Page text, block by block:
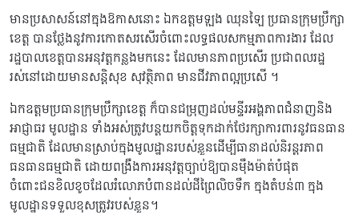
មានប្រសាសន៍នៅក្នុងឱកាសនោះ ឯកឧត្តមឡុង ឈុនឡៃ ប្រធានក្រុមប្រឹក្សា
ខេត្ត បានថ្លែងនូវការកោតសរសើរចំពោះលទ្ធផលសកម្មភាពការងារ ដែល
រដ្ឋបាលខេត្តបានអនុវត្តកន្លងមកនេះ ដែលមានភាពប្រសើរ ប្រជាពលរដ្ឋ
រស់នៅដោយមានសន្តិសុខ សុវត្ថិភាព មានជីវភាពល្អប្រសើ ។
ឯកឧត្តមប្រធានក្រុមប្រឹក្សាខេត្ត ក៏បានជម្រុញដល់មន្ទីរអង្គភាពជំនាញនិង
អាជ្ញាធរ មូលដ្ឋាន ទាំងអស់ត្រូវបន្តយកចិត្តទុកដាក់ថែរក្សាការពារនូវធនធាន
ធម្មជាតិ ដែលមានស្រាប់ក្នុងមូលដ្ឋានរបស់ខ្លួនដើម្បីធានាដល់និរន្តរភាព
ធនធានធម្មជាតិ ដោយពង្រឹងការអនុវត្តច្បាប់ឱ្យបានម៉ឹងម៉ាត់បំផុត
ចំពោះជនខិលខូចដែលរំលោភបំពានដល់ដីព្រៃលិចទឹក ក្នុងតំបន់៣ ក្នុង
មូលដ្ឋានទទួលខុសត្រូវរបស់ខ្លួន។